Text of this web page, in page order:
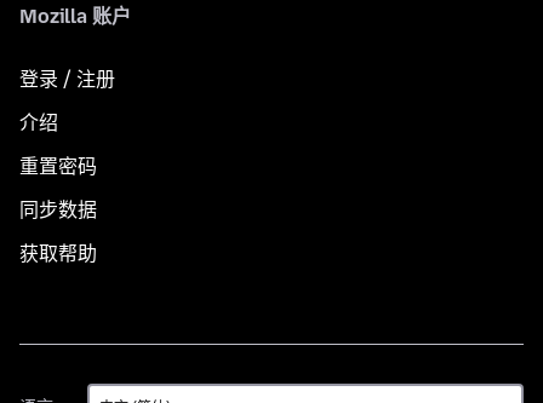
Mozilla 账户
登录 / 注册
介绍
重置密码
同步数据
获取帮助
语